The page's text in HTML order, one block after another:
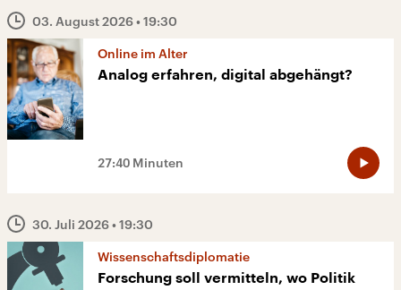
03. August 2026• 19:30
Online im Alter
Analog erfahren, digital abgehängt?
27:40 Minuten
30. Juli 2026• 19:30
Wissenschaftsdiplomatie
Forschung soll vermitteln, wo Politik